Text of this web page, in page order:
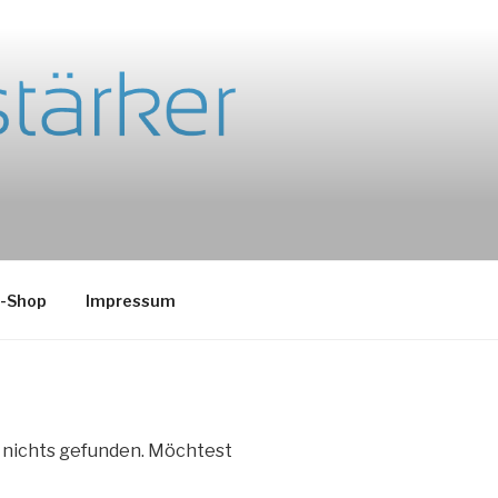
Impressum
nichts gefunden. Möchtest